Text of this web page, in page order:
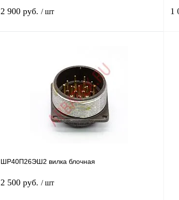
2 900 руб. / шт
Сравнение
наличии
1
ШР40П26ЭШ2 вилка блочная
2 500 руб. / шт